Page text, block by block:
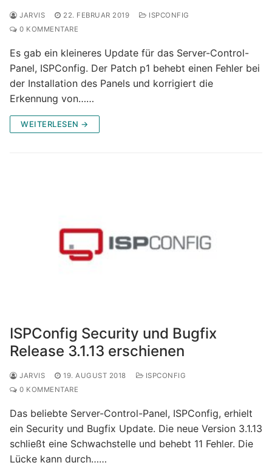
JARVIS 22. FEBRUAR 2019
ISPCONFIG
0 KOMMENTARE
Es gab ein kleineres Update für das Server-Control-
Panel, ISPConfig. Der Patch p1 behebt einen Fehler bei
der Installation des Panels und korrigiert die
Erkennung von……
WEITERLESEN →
ISPConfig Security und Bugfix
Release 3.1.13 erschienen
JARVIS 19. AUGUST 2018
ISPCONFIG
0 KOMMENTARE
Das beliebte Server-Control-Panel, ISPConfig, erhielt
ein Security und Bugfix Update. Die neue Version 3.1.13
schließt eine Schwachstelle und behebt 11 Fehler. Die
Lücke kann durch……